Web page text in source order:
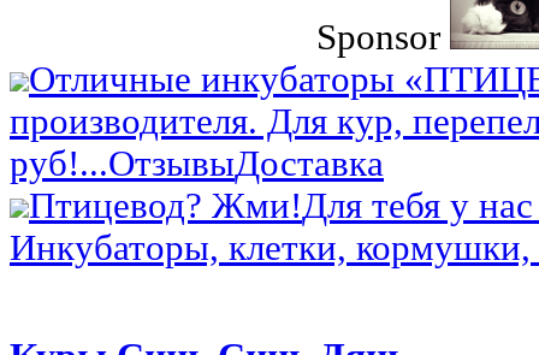
Sponsor
Отличные инкубаторы
производителя. Для кур,
руб!...ОтзывыДоставка
Птицевод? Жми!Для тебя у
Инкубаторы, клетки,